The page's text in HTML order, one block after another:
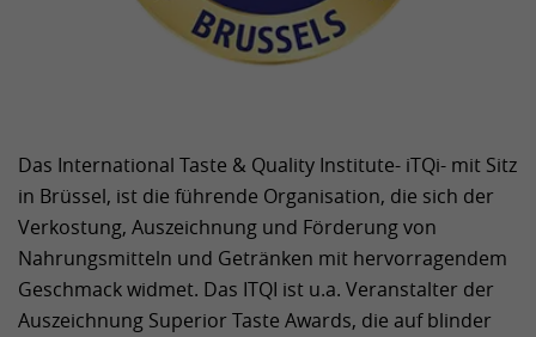
Das International Taste & Quality Institute- iTQi- mit Sitz
in Brüssel, ist die führende Organisation, die sich der
Verkostung, Auszeichnung und Förderung von
Nahrungsmitteln und Getränken mit hervorragendem
Geschmack widmet. Das ITQI ist u.a. Veranstalter der
Auszeichnung Superior Taste Awards, die auf blinder